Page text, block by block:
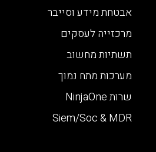
אבטחת מידע וסייבר
מרכזייה לעסקים
תשתיות מחשוב
מערכות מתח נמוך
שרות NinjaOne
Siem/Soc & MDR